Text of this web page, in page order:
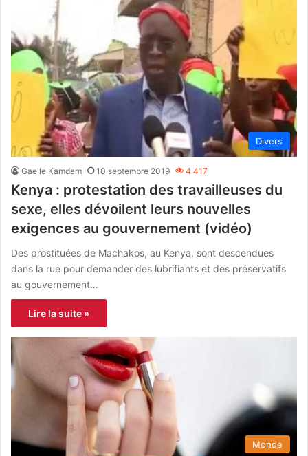
Divers
Gaelle Kamdem 10 septembre 2019 4 417
Kenya : protestation des travailleuses du
sexe, elles dévoilent leurs nouvelles
exigences au gouvernement (vidéo)
Des prostituées de Machakos, au Kenya, sont descendues
dans la rue pour demander des lubrifiants et des préservatifs
au gouvernement…
Lire la suite »
Monde